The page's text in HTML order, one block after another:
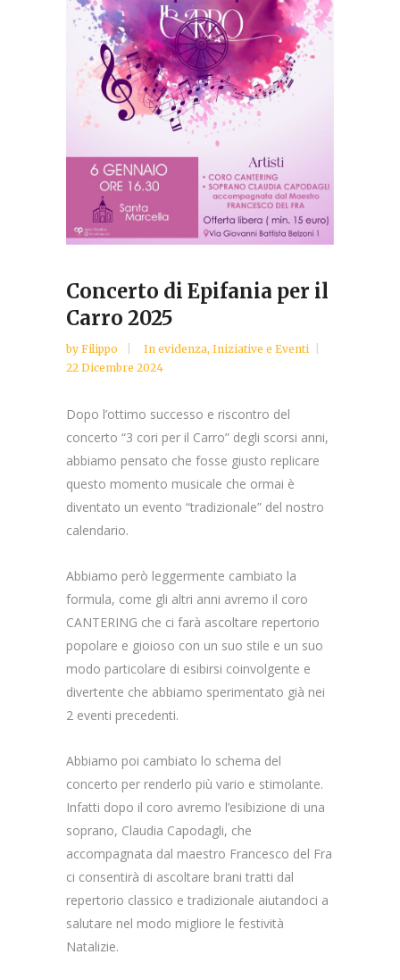
Concerto di Epifania per il
Carro 2025
by Filippo In evidenza, Iniziative e Eventi
22 Dicembre 2024
Dopo l’ottimo successo e riscontro del
concerto “3 cori per il Carro” degli scorsi anni,
abbiamo pensato che fosse giusto replicare
questo momento musicale che ormai è
diventato un evento “tradizionale” del nostro
calendario.
Abbiamo però leggermente cambiato la
formula, come gli altri anni avremo il coro
CANTERING che ci farà ascoltare repertorio
popolare e gioioso con un suo stile e un suo
modo particolare di esibirsi coinvolgente e
divertente che abbiamo sperimentato già nei
2 eventi precedenti.
Abbiamo poi cambiato lo schema del
concerto per renderlo più vario e stimolante.
Infatti dopo il coro avremo l’esibizione di una
soprano, Claudia Capodagli, che
accompagnata dal maestro Francesco del Fra
ci consentirà di ascoltare brani tratti dal
repertorio classico e tradizionale aiutandoci a
salutare nel modo migliore le festività
Natalizie.